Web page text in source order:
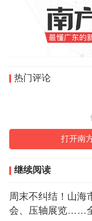
热门评论
打开南
继续阅读
周末不纠结！山海
会、压轴展览……